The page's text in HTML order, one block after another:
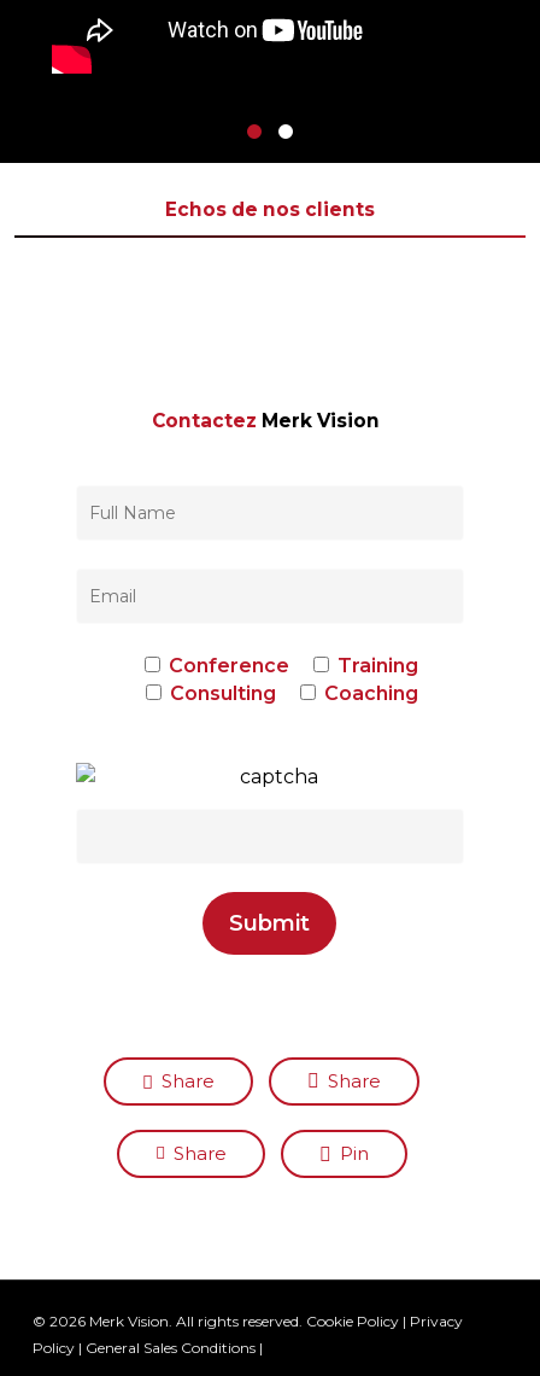
Echos de nos clients
Contactez Merk Vision
Conference
Training
Consulting
Coaching
Share Share
Share Pin
© 2026 Merk Vision. All rights reserved. Cookie Policy| Privacy
Policy| General Sales Conditions|